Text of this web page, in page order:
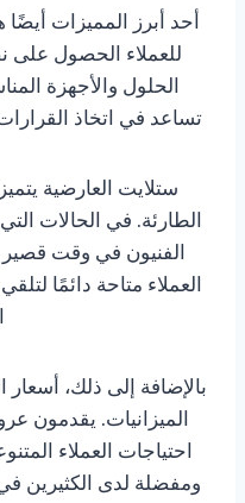
أحد أبرز المميزات
للعملاء الحصول
الحلول والأجهزة
تساعد في اتخاذ
ستلايت العارضية
الطارئة. في الحالات
الفنيون في وقت
العملاء متاحة دائمًا
بالإضافة إلى ذلك،
الميزانيات.
احتياجات العملاء
ومفضلة لدى الكثيرين